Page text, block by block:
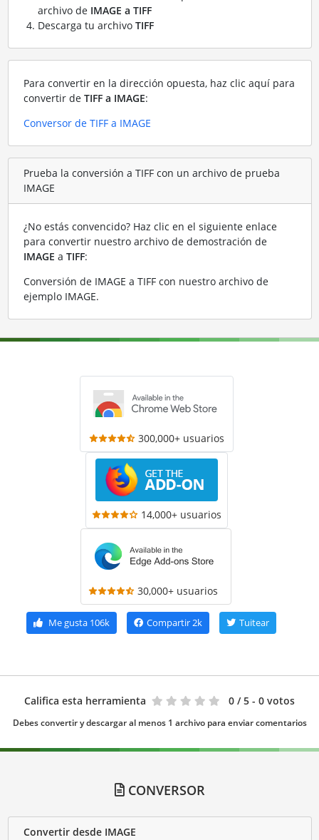
archivo de IMAGE a TIFF
Descarga tu archivo TIFF
Para convertir en la dirección opuesta, haz clic aquí para
convertir de TIFF a IMAGE:
Conversor de TIFF a IMAGE
Prueba la conversión a TIFF con un archivo de prueba
IMAGE
¿No estás convencido? Haz clic en el siguiente enlace
para convertir nuestro archivo de demostración de
IMAGE a TIFF:
Conversión de IMAGE a TIFF con nuestro archivo de
ejemplo IMAGE.
300,000+ usuarios
14,000+ usuarios
30,000+ usuarios
Me gusta106k Compartir2k Tuitear
Califica esta herramienta 0 / 5 - 0 votos
Debes convertir y descargar al menos 1 archivo para enviar comentarios
CONVERSOR
Convertir desde IMAGE